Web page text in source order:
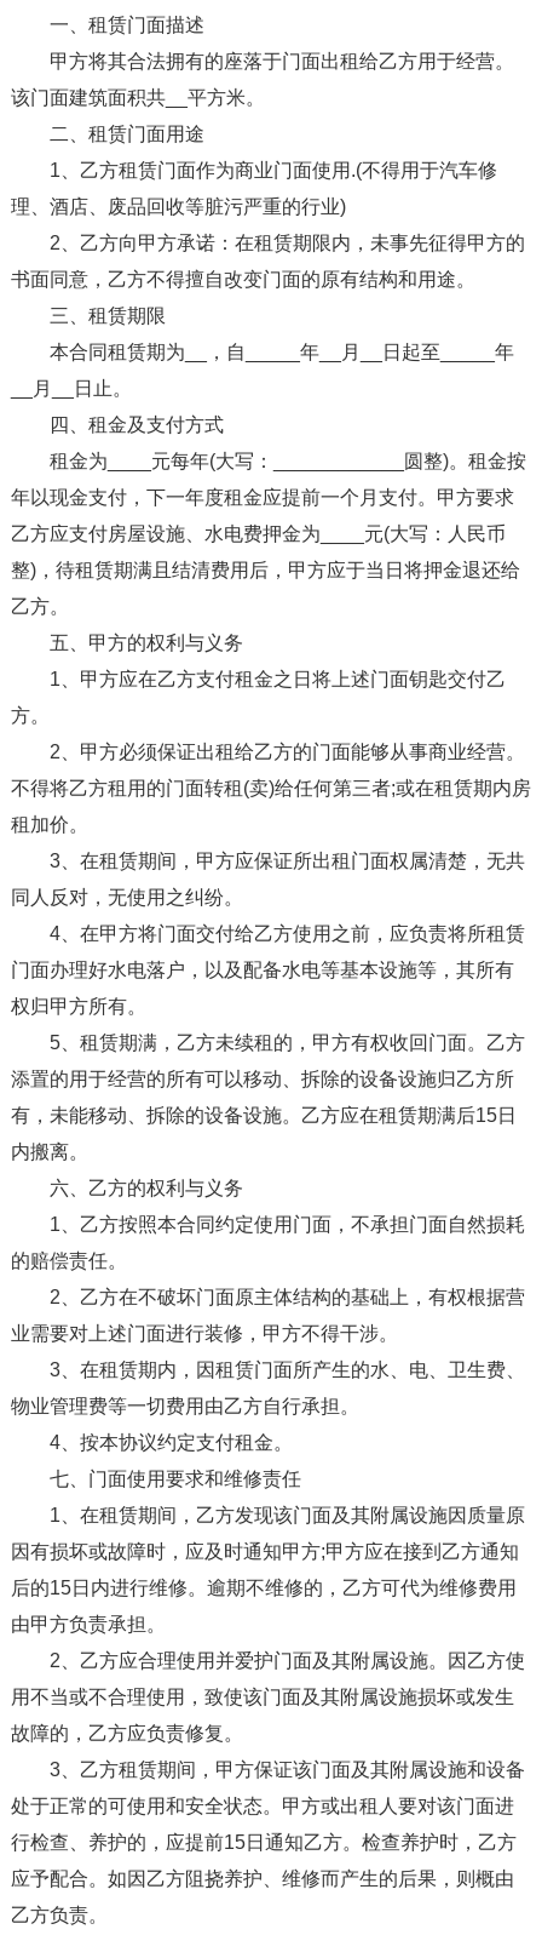
一、租赁门面描述
甲方将其合法拥有的座落于门面出租给乙方用于经营。
该门面建筑面积共__平方米。
二、租赁门面用途
1、乙方租赁门面作为商业门面使用.(不得用于汽车修
理、酒店、废品回收等脏污严重的行业)
2、乙方向甲方承诺：在租赁期限内，未事先征得甲方的
书面同意，乙方不得擅自改变门面的原有结构和用途。
三、租赁期限
本合同租赁期为__，自_____年__月__日起至_____年
__月__日止。
四、租金及支付方式
租金为____元每年(大写：____________圆整)。租金按
年以现金支付，下一年度租金应提前一个月支付。甲方要求
乙方应支付房屋设施、水电费押金为____元(大写：人民币
整)，待租赁期满且结清费用后，甲方应于当日将押金退还给
乙方。
五、甲方的权利与义务
1、甲方应在乙方支付租金之日将上述门面钥匙交付乙
方。
2、甲方必须保证出租给乙方的门面能够从事商业经营。
不得将乙方租用的门面转租(卖)给任何第三者;或在租赁期内房
租加价。
3、在租赁期间，甲方应保证所出租门面权属清楚，无共
同人反对，无使用之纠纷。
4、在甲方将门面交付给乙方使用之前，应负责将所租赁
门面办理好水电落户，以及配备水电等基本设施等，其所有
权归甲方所有。
5、租赁期满，乙方未续租的，甲方有权收回门面。乙方
添置的用于经营的所有可以移动、拆除的设备设施归乙方所
有，未能移动、拆除的设备设施。乙方应在租赁期满后15日
内搬离。
六、乙方的权利与义务
1、乙方按照本合同约定使用门面，不承担门面自然损耗
的赔偿责任。
2、乙方在不破坏门面原主体结构的基础上，有权根据营
业需要对上述门面进行装修，甲方不得干涉。
3、在租赁期内，因租赁门面所产生的水、电、卫生费、
物业管理费等一切费用由乙方自行承担。
4、按本协议约定支付租金。
七、门面使用要求和维修责任
1、在租赁期间，乙方发现该门面及其附属设施因质量原
因有损坏或故障时，应及时通知甲方;甲方应在接到乙方通知
后的15日内进行维修。逾期不维修的，乙方可代为维修费用
由甲方负责承担。
2、乙方应合理使用并爱护门面及其附属设施。因乙方使
用不当或不合理使用，致使该门面及其附属设施损坏或发生
故障的，乙方应负责修复。
3、乙方租赁期间，甲方保证该门面及其附属设施和设备
处于正常的可使用和安全状态。甲方或出租人要对该门面进
行检查、养护的，应提前15日通知乙方。检查养护时，乙方
应予配合。如因乙方阻挠养护、维修而产生的后果，则概由
乙方负责。